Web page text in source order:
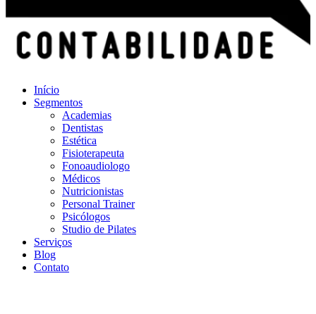
Início
Segmentos
Academias
Dentistas
Estética
Fisioterapeuta
Fonoaudiologo
Médicos
Nutricionistas
Personal Trainer
Psicólogos
Studio de Pilates
Serviços
Blog
Contato